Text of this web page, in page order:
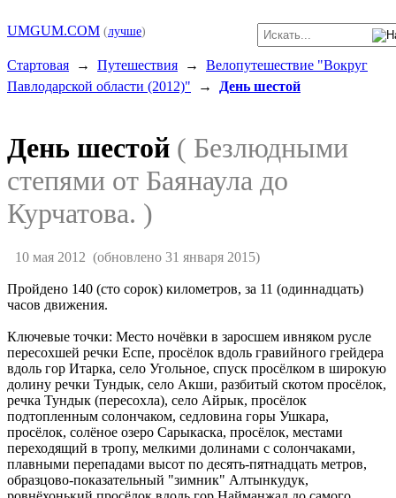
UMGUM.COM (лучше)
Стартовая → Путешествия → Велопутешествие "Вокруг
Павлодарской области (2012)" → День шестой
День шестой ( Безлюдными
степями от Баянаула до
Курчатова. )
10 мая 2012 (обновлено 31 января 2015)
Пройдено 140 (сто сорок) километров, за 11 (одиннадцать)
часов движения.
Ключевые точки: Место ночёвки в заросшем ивняком русле
пересохшей речки Еспе, просёлок вдоль гравийного грейдера
вдоль гор Итарка, село Угольное, спуск просёлком в широкую
долину речки Тундык, село Акши, разбитый скотом просёлок,
речка Тундык (пересохла), село Айрык, просёлок
подтопленным солончаком, седловина горы Ушкара,
просёлок, солёное озеро Сарыкаска, просёлок, местами
переходящий в тропу, мелкими долинами с солончаками,
плавными перепадами высот по десять-пятнадцать метров,
образцово-показательный "зимник" Алтынкудук,